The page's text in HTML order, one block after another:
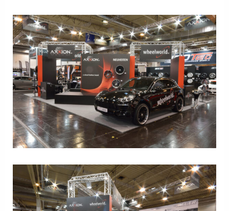
Nachteile
Die Freiheit hat ihren Preis: Inselstände sind mit die
teuersten Stand-Typen und erfordern sowohl bei der
Planung als auch beim Design einiges an Aufwand.